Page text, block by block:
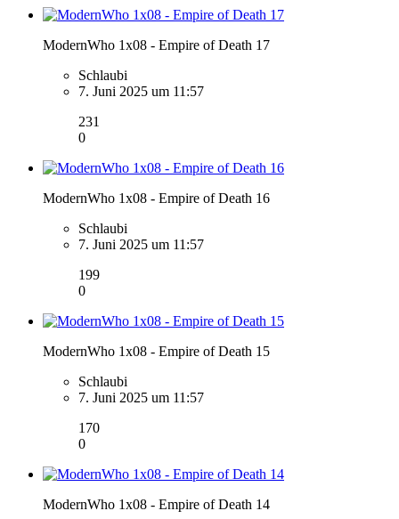
ModernWho 1x08 - Empire of Death 17
Schlaubi
7. Juni 2025 um 11:57
231
0
ModernWho 1x08 - Empire of Death 16
Schlaubi
7. Juni 2025 um 11:57
199
0
ModernWho 1x08 - Empire of Death 15
Schlaubi
7. Juni 2025 um 11:57
170
0
ModernWho 1x08 - Empire of Death 14